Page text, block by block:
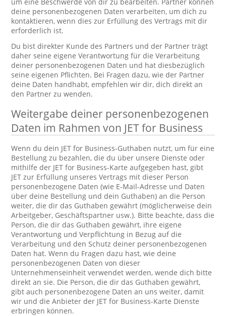
deine personenbezogenen Daten verarbeiten, um dich zu
kontaktieren, wenn dies zur Erfüllung des Vertrags mit dir
erforderlich ist.
Du bist direkter Kunde des Partners und der Partner trägt
daher seine eigene Verantwortung für die Verarbeitung
deiner personenbezogenen Daten und hat diesbezüglich
seine eigenen Pflichten. Bei Fragen dazu, wie der Partner
deine Daten handhabt, empfehlen wir dir, dich direkt an
den Partner zu wenden.
Weitergabe deiner personenbezogenen
Daten im Rahmen von JET for Business
Wenn du dein JET for Business-Guthaben nutzt, um für eine
Bestellung zu bezahlen, die du über unsere Dienste oder
mithilfe der JET for Business-Karte aufgegeben hast, gibt
JET zur Erfüllung unseres Vertrags mit dieser Person
personenbezogene Daten (wie E-Mail-Adresse und Daten
über deine Bestellung und dein Guthaben) an die Person
weiter, die dir das Guthaben gewährt (möglicherweise dein
Arbeitgeber, Geschäftspartner usw.). Bitte beachte, dass die
Person, die dir das Guthaben gewährt, ihre eigene
Verantwortung und Verpflichtung in Bezug auf die
Verarbeitung und den Schutz deiner personenbezogenen
Daten hat. Wenn du Fragen dazu hast, wie deine
personenbezogenen Daten von dieser
Unternehmenseinheit verwendet werden, wende dich bitte
direkt an sie. Die Person, die dir das Guthaben gewährt,
gibt auch personenbezogene Daten an uns weiter, damit
wir und die Anbieter der JET for Business-Karte Dienste
erbringen können.